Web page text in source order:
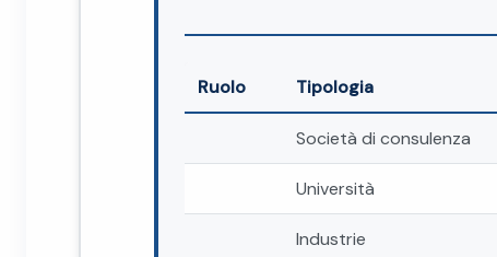
Ruolo Tipologia
Società di consulenza
Università
Industrie